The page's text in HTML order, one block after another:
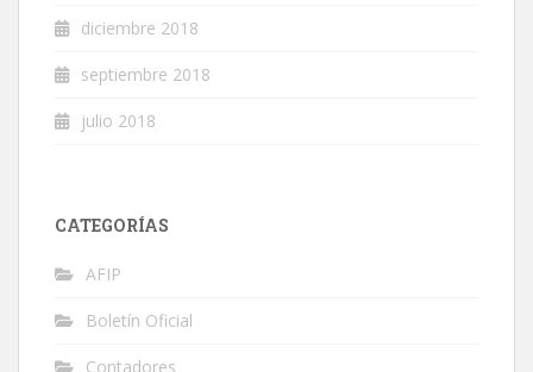
diciembre 2018
septiembre 2018
julio 2018
CATEGORÍAS
AFIP
Boletín Oficial
Contadores